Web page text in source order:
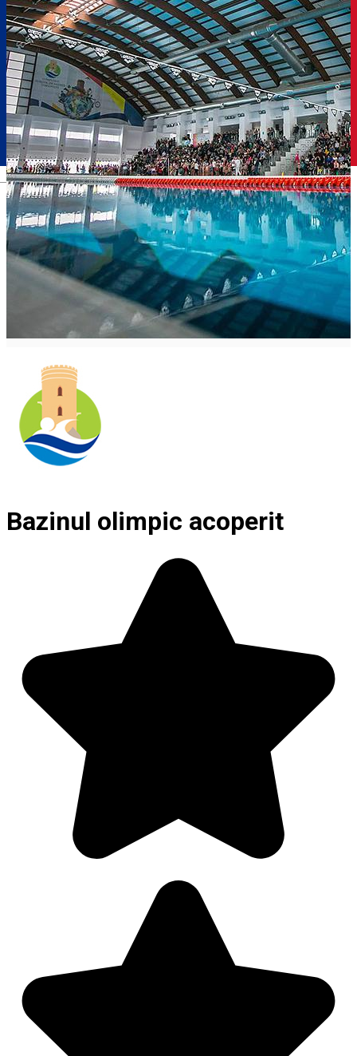
Română
Bazinul olimpic acoperit